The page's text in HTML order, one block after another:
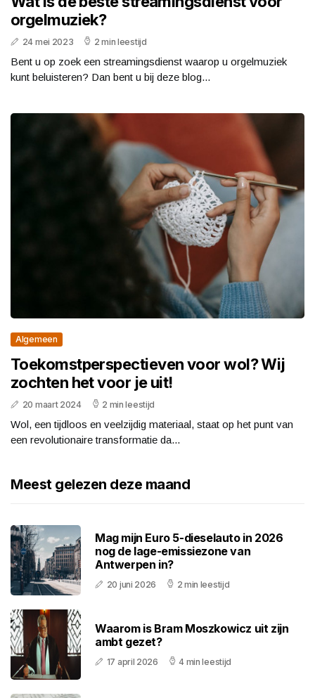
orgelmuziek?
24 mei 2023 2 min leestijd
Bent u op zoek een streamingsdienst waarop u orgelmuziek
kunt beluisteren? Dan bent u bij deze blog...
Algemeen
Toekomstperspectieven voor wol? Wij
zochten het voor je uit!
20 maart 2024 2 min leestijd
Wol, een tijdloos en veelzijdig materiaal, staat op het punt van
een revolutionaire transformatie da...
Meest gelezen deze maand
Mag mijn Euro 5-dieselauto in 2026
nog de lage-emissiezone van
Antwerpen in?
20 juni 2026 2 min leestijd
Waarom is Bram Moszkowicz uit zijn
ambt gezet?
17 april 2026 4 min leestijd